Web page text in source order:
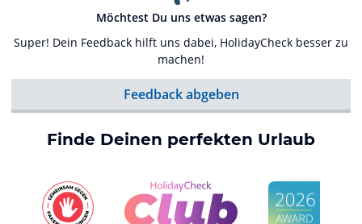
Möchtest Du uns etwas sagen?
Super! Dein Feedback hilft uns dabei, HolidayCheck besser zu
machen!
Feedback abgeben
Finde Deinen perfekten Urlaub